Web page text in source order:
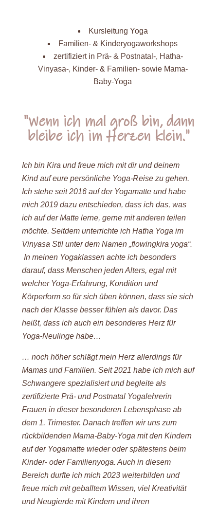
Kursleitung Yoga
Familien- & Kinderyogaworkshops
zertifiziert in Prä- & Postnatal-, Hatha-
Vinyasa-, Kinder- & Familien- sowie Mama-
Baby-Yoga
"Wenn ich mal groß bin, dann
bleibe ich im Herzen klein."
Ich bin Kira und freue mich mit dir und deinem
Kind auf eure persönliche Yoga-Reise zu gehen.
Ich stehe seit 2016 auf der Yogamatte und habe
mich 2019 dazu entschieden, dass ich das, was
ich auf der Matte lerne, gerne mit anderen teilen
möchte. Seitdem unterrichte ich Hatha Yoga im
Vinyasa Stil unter dem Namen „flowingkira yoga“.
In meinen Yogaklassen achte ich besonders
darauf, dass Menschen jeden Alters, egal mit
welcher Yoga-Erfahrung, Kondition und
Körperform so für sich üben können, dass sie sich
nach der Klasse besser fühlen als davor. Das
heißt, dass ich auch ein besonderes Herz für
Yoga-Neulinge habe…
… noch höher schlägt mein Herz allerdings für
Mamas und Familien. Seit 2021 habe ich mich auf
Schwangere spezialisiert und begleite als
zertifizierte Prä- und Postnatal Yogalehrerin
Frauen in dieser besonderen Lebensphase ab
dem 1. Trimester. Danach treffen wir uns zum
rückbildenden Mama-Baby-Yoga mit den Kindern
auf der Yogamatte wieder oder spätestens beim
Kinder- oder Familienyoga. Auch in diesem
Bereich durfte ich mich 2023 weiterbilden und
freue mich mit geballtem Wissen, viel Kreativität
und Neugierde mit Kindern und ihren